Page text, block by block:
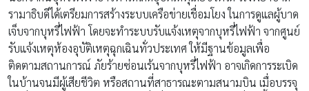
รามาธิบดีได้เตรียมการสร้างระบบเครือข่ายเชื่อมโยง ในการดูแลผู้บาด
เจ็บจากบุหรี่ไฟฟ้า โดยจะทำระบบรับแจ้งเหตุจากบุหรี่ไฟฟ้า จากศูนย์
รับแจ้งเหตุห้องอุบัติเหตุฉุกเฉินทั่วประเทศ ให้มีฐานข้อมูลเพื่อ
ติดตามสถานการณ์ ภัยร้ายซ่อนเร้นจากบุหรี่ไฟฟ้า อาจเกิดการระเบิด
ในบ้านจนมีผู้เสียชีวิต หรือสถานที่สาธารณะตามสนามบิน เมื่อบรรจุ